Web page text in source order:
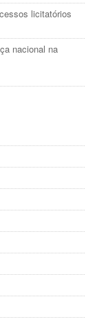
licitatórios
nacional na